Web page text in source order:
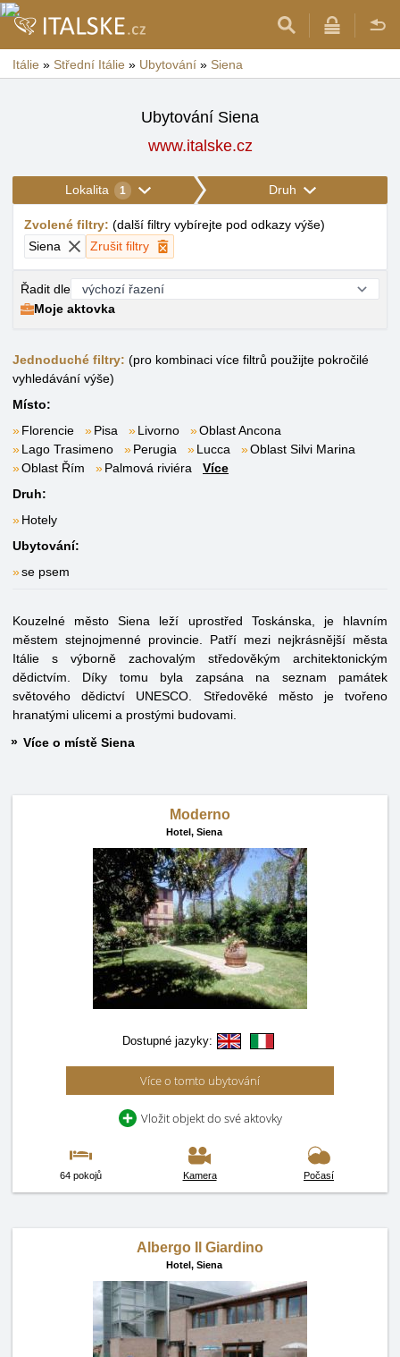
Itálie » Střední Itálie » Ubytování » Siena
Ubytování Siena
www.italske.cz
Lokalita 1 Druh
Zvolené filtry: (další filtry vybírejte pod odkazy výše)
Siena
Zrušit filtry
Řadit dle
Moje aktovka
Jednoduché filtry: (pro kombinaci více filtrů použijte pokročilé
vyhledávání výše)
Místo:
Florencie
Pisa Livorno
Oblast Ancona
Lago Trasimeno
Perugia Lucca
Oblast Silvi Marina
Oblast Řím
Palmová riviéra
Více
Druh:
Hotely
Ubytování:
se psem
Kouzelné město Siena leží uprostřed Toskánska, je hlavním
městem stejnojmenné provincie. Patří mezi nejkrásnější města
Itálie s výborně zachovalým středověkým architektonickým
dědictvím. Díky tomu byla zapsána na seznam památek
světového dědictví UNESCO. Středověké město je tvořeno
hranatými ulicemi a prostými budovami.
Více o místě Siena
Moderno
Hotel, Siena
Dostupné jazyky:
Více o tomto ubytování
Vložit objekt do své aktovky
64 pokojů Kamera Počasí
Albergo Il Giardino
Hotel, Siena